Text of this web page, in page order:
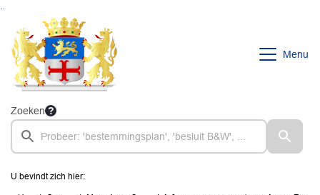
Ga naar de inhoud van deze pagina
Ga naar het zoeken
Ga naar het menu
Menu
Zoeken
U bevindt zich hier: